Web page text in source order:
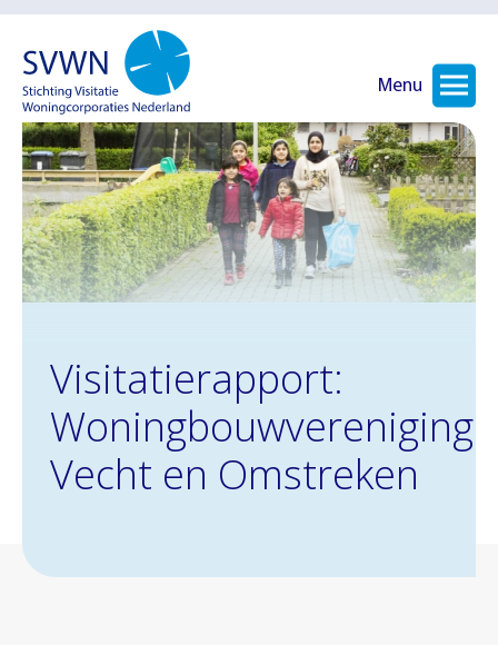
Menu
Visitatierapport:
Woningbouwvereniging
Vecht en Omstreken